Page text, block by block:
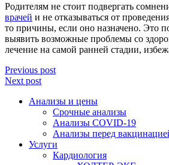
Родителям не стоит подвергать
врачей и не отказываться от
то причины, если оно назначено. Это
выявить возможные проблемы со
лечение на самой ранней стадии,
Previous post
Next post
Анализы и цены
Срочные анализы
Анализы COVID-19
Анализы перед
Услуги
Кардиология